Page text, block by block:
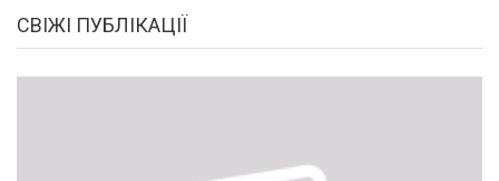
СВІЖІ ПУБЛІКАЦІЇ